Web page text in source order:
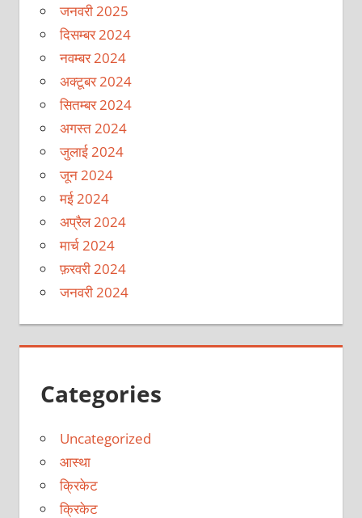
जनवरी 2025
दिसम्बर 2024
नवम्बर 2024
अक्टूबर 2024
सितम्बर 2024
अगस्त 2024
जुलाई 2024
जून 2024
मई 2024
अप्रैल 2024
मार्च 2024
फ़रवरी 2024
जनवरी 2024
Categories
Uncategorized
आस्था
क्रिकेट
क्रिकेट